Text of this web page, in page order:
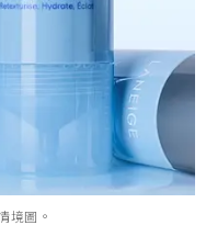
境圖。